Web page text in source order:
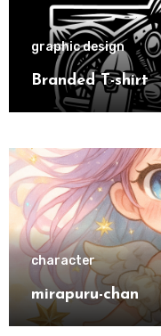
graphic design
Branded T-shirt
character
mirapuru-chan